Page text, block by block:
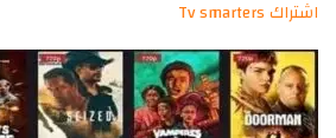
اشتراك Tv smarters